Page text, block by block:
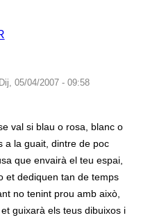
05/04/2007 - 09:58
val si blau o rosa, blanc o
a la guait, dintre de poc
que envairà el teu espai,
et dediquen tan de temps
no tenint prou amb això,
guixarà els teus dibuixos i